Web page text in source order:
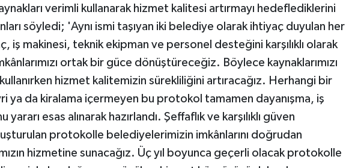
verimli kullanarak hizmet kalitesi artırmayı hedeflediklerini
söyledi; 'Aynı ismi taşıyan iki belediye olarak ihtiyaç duyulan her
iş makinesi, teknik ekipman ve personel desteğini karşılıklı olarak
ortak bir güce dönüştüreceğiz. Böylece kaynaklarımızı
hizmet kalitemizin sürekliliğini artıracağız. Herhangi bir
ya da kiralama içermeyen bu protokol tamamen dayanışma, iş
yararı esas alınarak hazırlandı. Şeffaflık ve karşılıklı güven
protokolle belediyelerimizin imkânlarını doğrudan
hizmetine sunacağız. Üç yıl boyunca geçerli olacak protokolle